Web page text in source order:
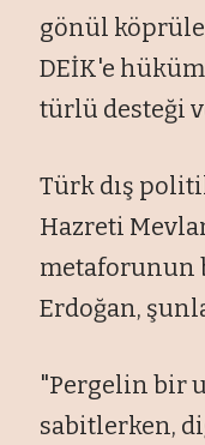
gönül
DEİK'e
türlü desteği
Türk dış
Hazreti
metaforunun
Erdoğan,
"Pergelin bir
sabitlerken,